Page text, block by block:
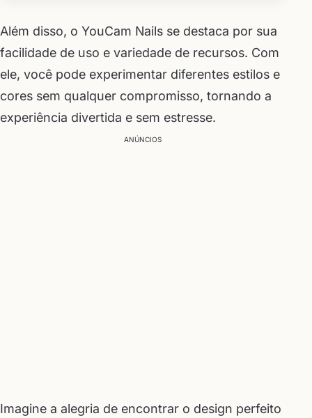
Além disso, o YouCam Nails se destaca por sua
facilidade de uso e variedade de recursos. Com
ele, você pode experimentar diferentes estilos e
cores sem qualquer compromisso, tornando a
experiência divertida e sem estresse.
ANÚNCIOS
Imagine a alegria de encontrar o design perfeito